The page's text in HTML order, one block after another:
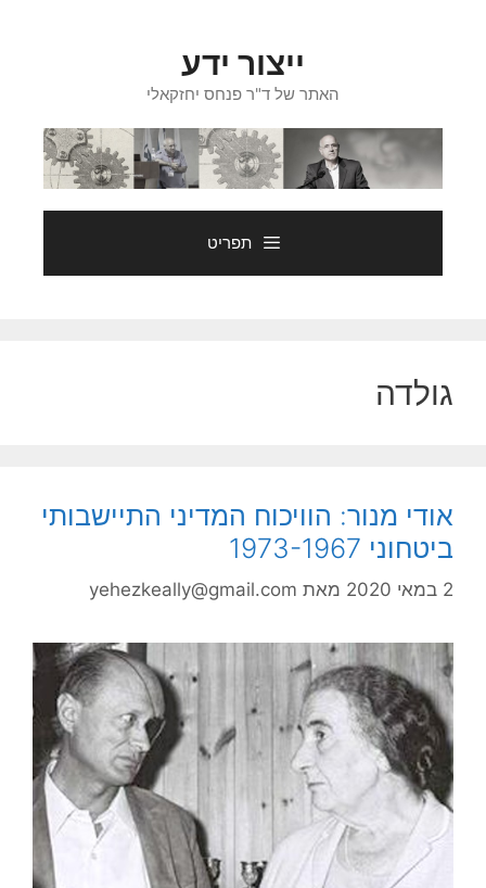
ייצור ידע
האתר של ד"ר פנחס יחזקאלי
תפריט
גולדה
אודי מנור: הוויכוח המדיני התיישבותי
ביטחוני 1973-1967
2 במאי 2020 מאת yehezkeally@gmail.com